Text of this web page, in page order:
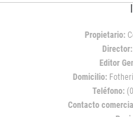
Propietario:
Director:
Editor
Domicilio:
Teléfono:
Contacto